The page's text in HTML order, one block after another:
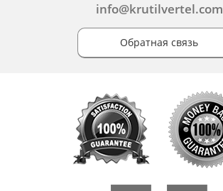
info@krutilvertel.com
Обратная связь